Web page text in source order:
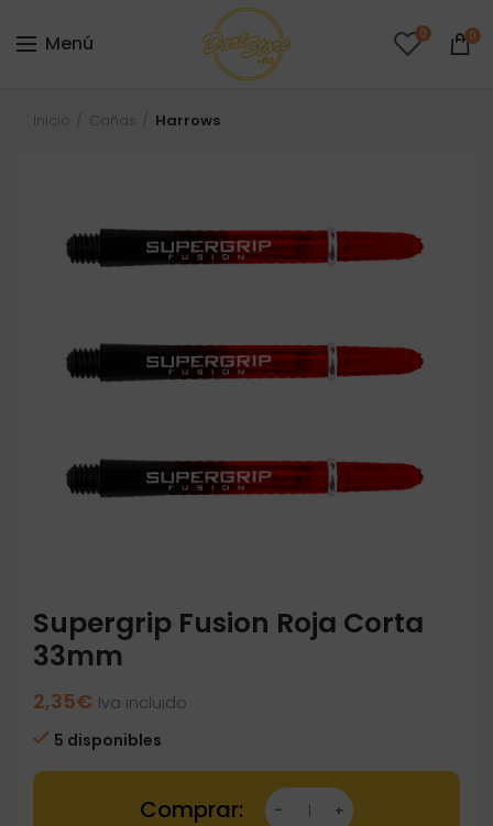
Menú 0 0
Inicio Cañas Harrows
Supergrip Fusion Roja Corta
33mm
2,35€ Iva incluido
5 disponibles
Supergrip Fusion Roja Corta 33mm cantidad